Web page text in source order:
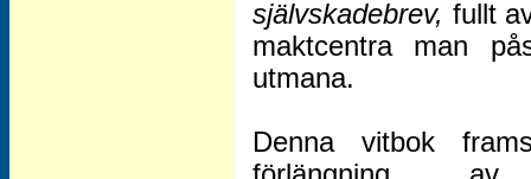
självskadebrev, fullt
maktcentra man
utmana.
Denna vitbok